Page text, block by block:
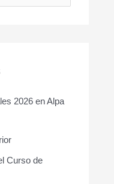
2026 en Alpa
Curso de